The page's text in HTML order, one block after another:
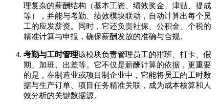
理复杂的薪酬结构（基本工资、绩效奖金、津贴、提成
等），并能与考勤、绩效模块联动，自动计算出每个员
工的应发薪资。同时，它还负责社保、公积金、个税的
精准计算与申报，确保薪酬发放的准确与合规。
考勤与工时管理该模块负责管理员工的排班、打卡、假
期、加班、出差等。它不仅是薪酬计算的依据，更重要
的是，在制造业或项目制企业中，它能将员工的工时数
据与生产订单、项目任务精准关联，成为成本核算和人
效分析的关键数据源。